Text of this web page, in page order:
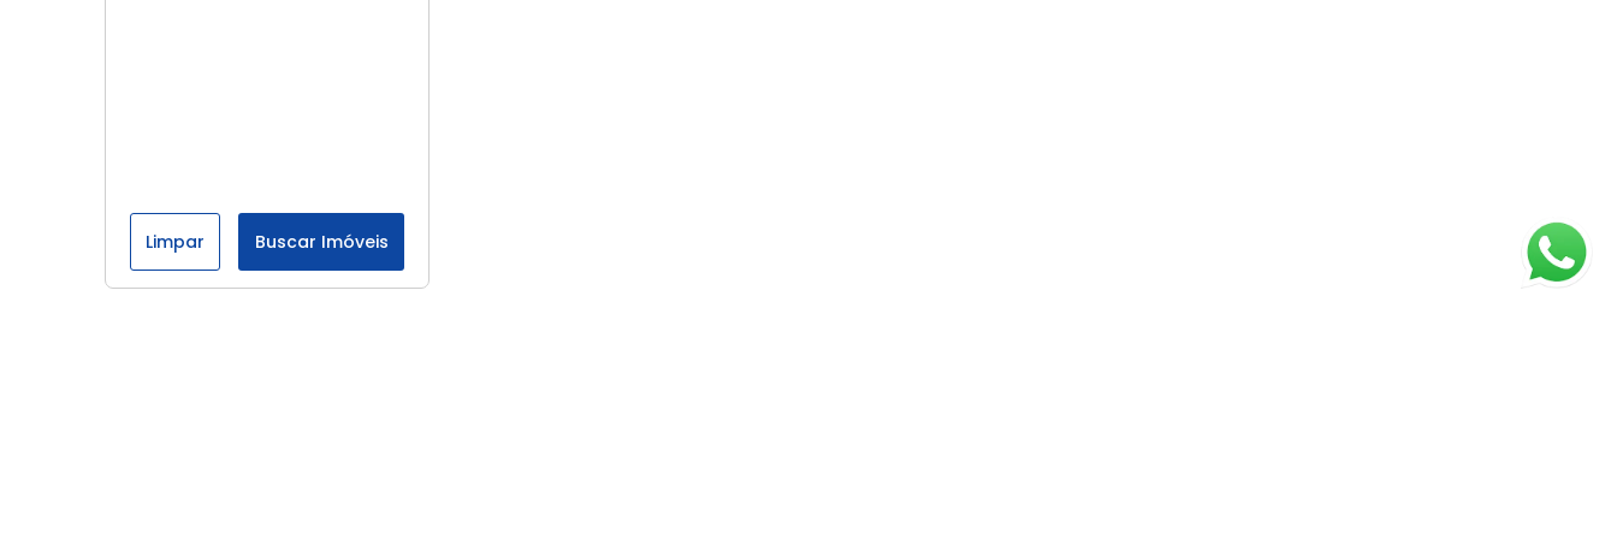
Limpar Buscar Imóveis